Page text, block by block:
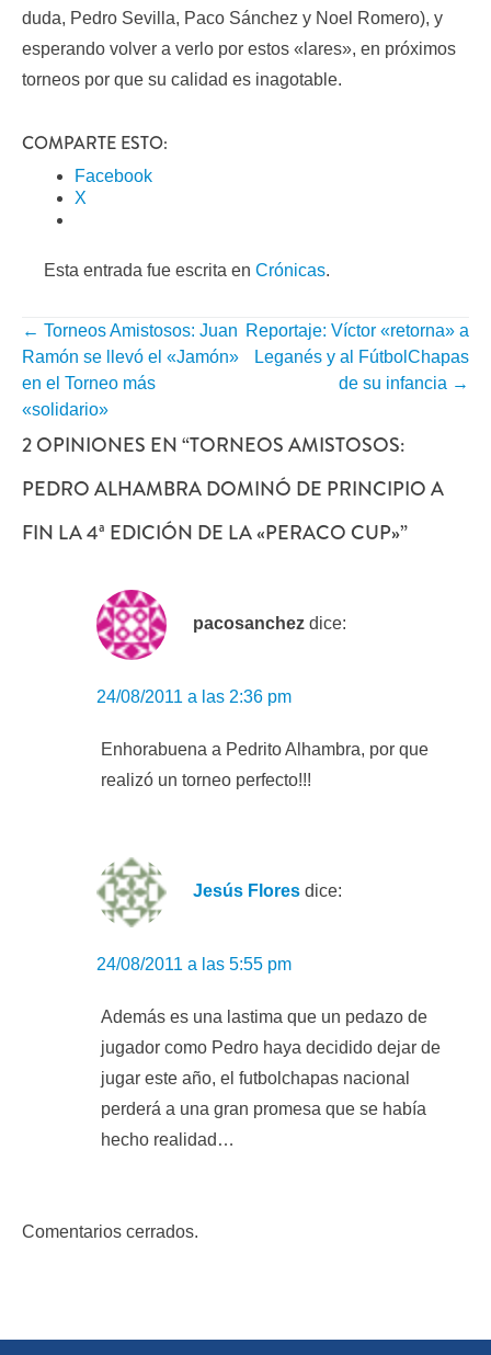
duda, Pedro Sevilla, Paco Sánchez y Noel Romero), y
esperando volver a verlo por estos «lares», en próximos
torneos por que su calidad es inagotable.
COMPARTE ESTO:
Facebook
X
Esta entrada fue escrita en Crónicas.
NAVEGACIÓN
POR
← Torneos Amistosos: Juan
Ramón se llevó el «Jamón»
en el Torneo más
«solidario»
Reportaje: Víctor «retorna» a
Leganés y al FútbolChapas
de su infancia →
2 OPINIONES EN “TORNEOS AMISTOSOS:
PEDRO ALHAMBRA DOMINÓ DE PRINCIPIO A
FIN LA 4ª EDICIÓN DE LA «PERACO CUP»”
pacosanchez dice:
24/08/2011 a las 2:36 pm
Enhorabuena a Pedrito Alhambra, por que
realizó un torneo perfecto!!!
Jesús Flores dice:
24/08/2011 a las 5:55 pm
Además es una lastima que un pedazo de
jugador como Pedro haya decidido dejar de
jugar este año, el futbolchapas nacional
perderá a una gran promesa que se había
hecho realidad…
Comentarios cerrados.